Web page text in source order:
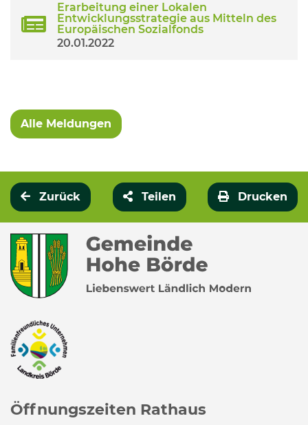
Erarbeitung einer Lokalen
Entwicklungsstrategie aus Mitteln des
Europäischen Sozialfonds
20.01.2022
Alle Meldungen
Zurück Teilen Drucken
Öffnungszeiten Rathaus